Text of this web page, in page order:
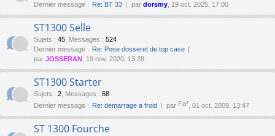
Dernier message : Re: BT 33 par dorsmy , 19 oct. 2025, 17:00
ST1300 Selle
Sujets : 45 Messages : 524
Dernier message : Re: Pose dosseret de top case
par JOSSERAN , 19 nov. 2020, 13:28
ST1300 Starter
Sujets : 2 Messages : 68
Dernier message : Re: demarrage a froid par Fa² , 01 oct. 2009, 13:47
ST 1300 Fourche